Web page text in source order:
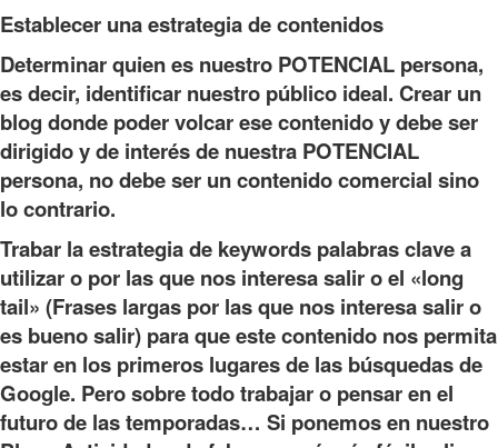
Establecer una estrategia de contenidos
Determinar quien es nuestro POTENCIAL persona,
es decir, identificar nuestro público ideal. Crear un
blog donde poder volcar ese contenido y debe ser
dirigido y de interés de nuestra POTENCIAL
persona, no debe ser un contenido comercial sino
lo contrario.
Trabar la estrategia de keywords palabras clave a
utilizar o por las que nos interesa salir o el «long
tail» (Frases largas por las que nos interesa salir o
es bueno salir) para que este contenido nos permita
estar en los primeros lugares de las búsquedas de
Google. Pero sobre todo trabajar o pensar en el
futuro de las temporadas… Si ponemos en nuestro